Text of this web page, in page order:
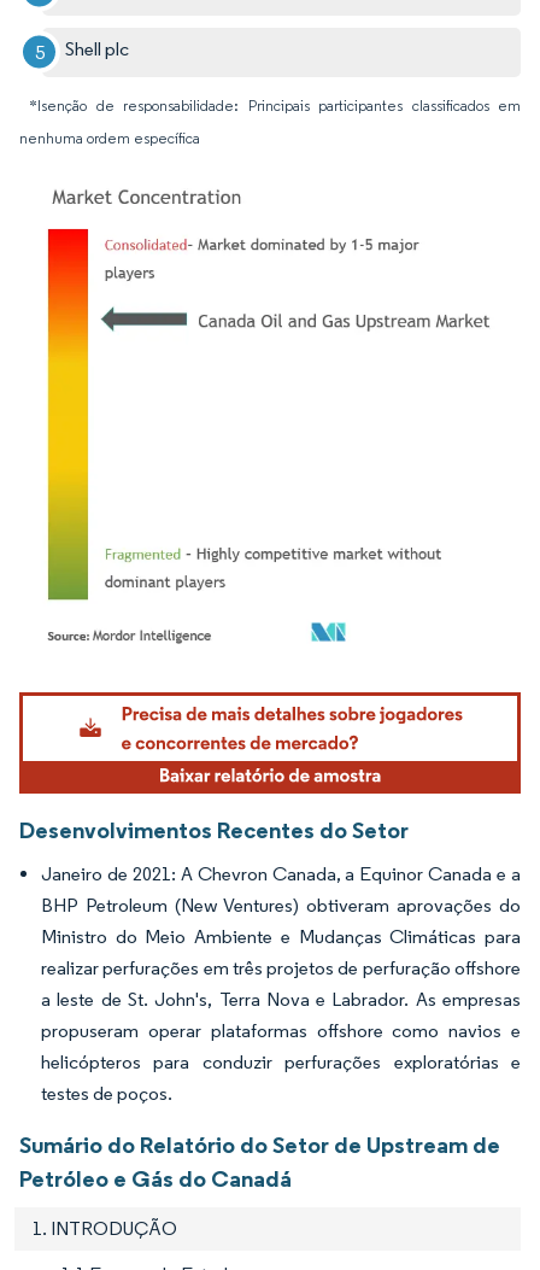
Shell plc
*Isenção de responsabilidade: Principais participantes classificados em
nenhuma ordem específica
Imagem © Mordor Intelligence. O reuso requer atribuição conforme CC BY 4.0.
Desenvolvimentos Recentes do Setor
Janeiro de 2021: A Chevron Canada, a Equinor Canada e a
BHP Petroleum (New Ventures) obtiveram aprovações do
Ministro do Meio Ambiente e Mudanças Climáticas para
realizar perfurações em três projetos de perfuração offshore
a leste de St. John's, Terra Nova e Labrador. As empresas
propuseram operar plataformas offshore como navios e
helicópteros para conduzir perfurações exploratórias e
testes de poços.
Sumário do Relatório do Setor de Upstream de
Petróleo e Gás do Canadá
1. INTRODUÇÃO